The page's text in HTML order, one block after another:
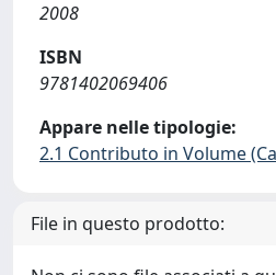
2008
ISBN
9781402069406
Appare nelle tipologie:
2.1 Contributo in Volume
File in questo prodotto: